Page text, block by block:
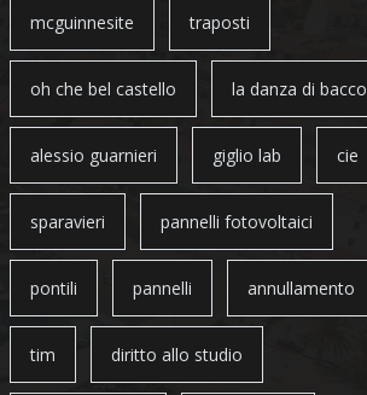
mcguinnesite traposti
oh che bel castello la danza di bacco
alessio guarnieri giglio lab cie
sparavieri pannelli fotovoltaici
pontili pannelli annullamento
tim diritto allo studio